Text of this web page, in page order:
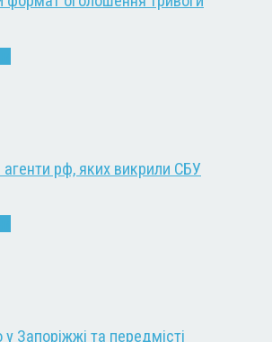
агенти рф, яких викрили СБУ
Запоріжжі та передмісті